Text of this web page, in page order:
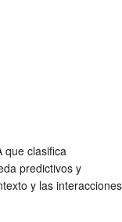
que clasifica
predictivos y
y las interacciones